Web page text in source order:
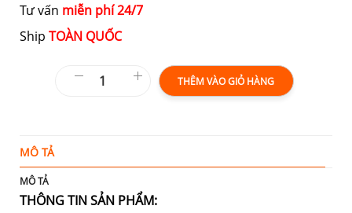
Tư vấn miễn phí 24/7
Ship TOÀN QUỐC
THÊM VÀO GIỎ HÀNG
MÔ TẢ
MÔ TẢ
THÔNG TIN SẢN PHẨM: